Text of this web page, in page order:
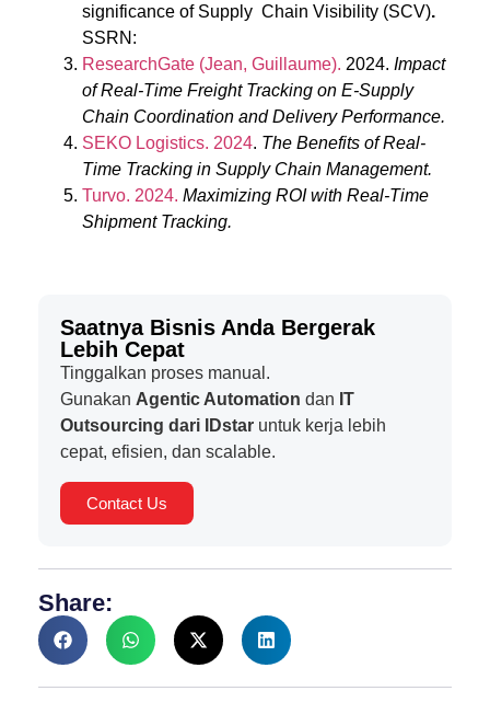
significance of Supply Chain Visibility (SCV).
SSRN:
ResearchGate (Jean, Guillaume). 2024. Impact
of Real-Time Freight Tracking on E-Supply
Chain Coordination and Delivery Performance.
SEKO Logistics. 2024. The Benefits of Real-
Time Tracking in Supply Chain Management.
Turvo. 2024. Maximizing ROI with Real-Time
Shipment Tracking.
Saatnya Bisnis Anda Bergerak
Lebih Cepat
Tinggalkan proses manual.
Gunakan Agentic Automation dan IT
Outsourcing dari IDstar untuk kerja lebih
cepat, efisien, dan scalable.
Contact Us
Share: